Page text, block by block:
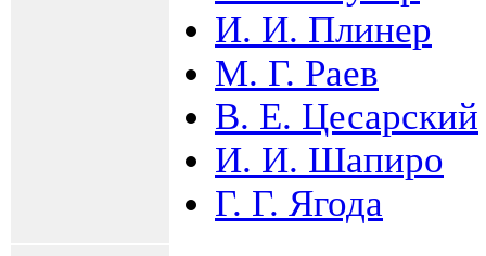
И. И. Плинер
М. Г. Раев
В. Е. Цесарский
И. И. Шапиро
Г. Г. Ягода